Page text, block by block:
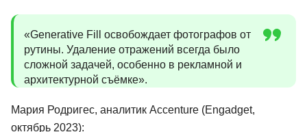
«Generative Fill освобождает фотографов от
рутины. Удаление отражений всегда было
сложной задачей, особенно в рекламной и
архитектурной съёмке».
Мария Родригес, аналитик Accenture (Engadget,
октябрь 2023):